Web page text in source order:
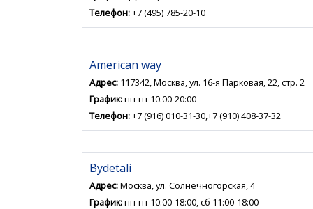
Телефон:+7 (495) 785-20-10
American way
Адрес: 117342, Москва, ул. 16-я Парковая, 22, стр. 2
График:пн-пт 10:00-20:00
Телефон:+7 (916) 010-31-30,+7 (910) 408-37-32
Bydetali
Адрес:Москва, ул. Солнечногорская, 4
График:пн-пт 10:00-18:00, сб 11:00-18:00